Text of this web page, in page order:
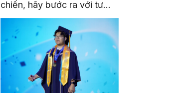
chiến, hãy bước ra với tư
thế của người chiến thắng”